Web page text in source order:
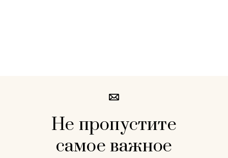
Не пропустите
самое важное